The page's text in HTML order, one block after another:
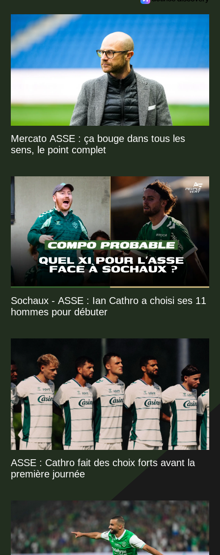
Mercato ASSE : ça bouge dans tous les
sens, le point complet
Sochaux - ASSE : Ian Cathro a choisi ses 11
hommes pour débuter
ASSE : Cathro fait des choix forts avant la
première journée